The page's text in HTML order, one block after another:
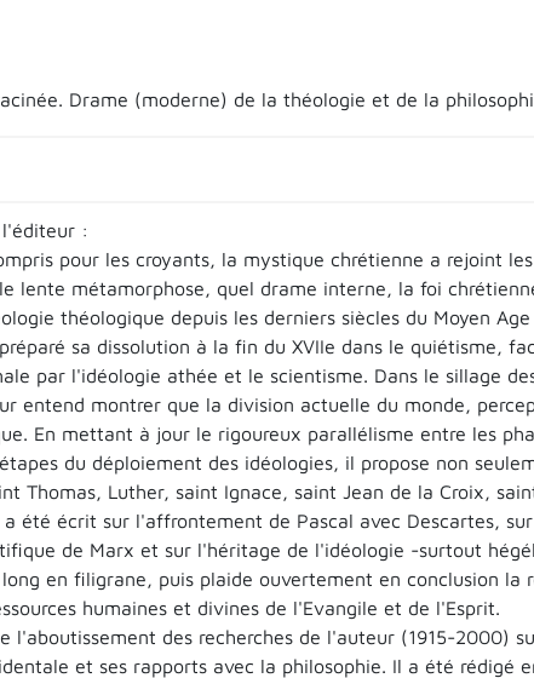
Drame (moderne) de la théologie et de la
:
pour les croyants, la mystique chrétienne a rejoint
lente métamorphose, quel drame interne, la foi
théologique depuis les derniers siècles du Moyen
sa dissolution à la fin du XVIIe dans le quiétisme,
par l'idéologie athée et le scientisme. Dans le sillage
entend montrer que la division actuelle du monde,
En mettant à jour le rigoureux parallélisme entre les
du déploiement des idéologies, il propose non
Thomas, Luther, saint Ignace, saint Jean de la Croix,
été écrit sur l'affrontement de Pascal avec Descartes,
de Marx et sur l'héritage de l'idéologie -surtout
en filigrane, puis plaide ouvertement en conclusion la
humaines et divines de l'Evangile et de l'Esprit.
l'aboutissement des recherches de l'auteur (1915-2000)
et ses rapports avec la philosophie. Il a été rédigé